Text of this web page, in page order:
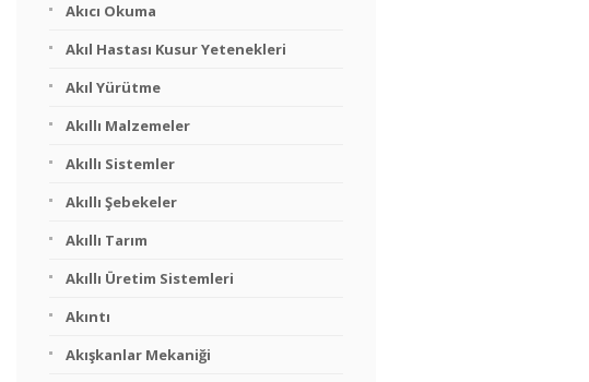
Akıcı Okuma
Akıl Hastası Kusur Yetenekleri
Akıl Yürütme
Akıllı Malzemeler
Akıllı Sistemler
Akıllı Şebekeler
Akıllı Tarım
Akıllı Üretim Sistemleri
Akıntı
Akışkanlar Mekaniği